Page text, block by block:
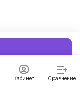
Кабинет Сравнение